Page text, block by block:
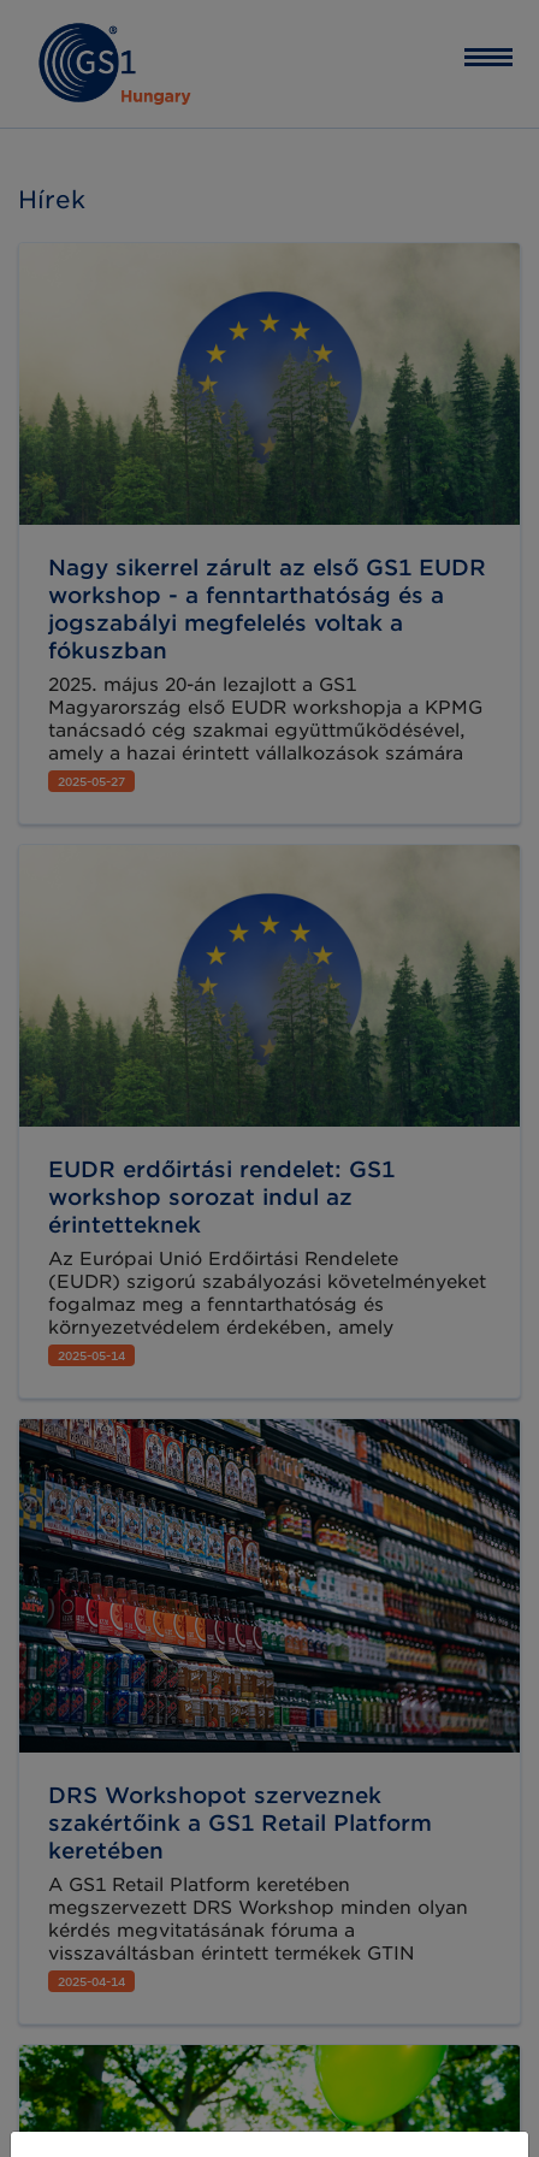
Hírek
Nagy sikerrel zárult az első GS1 EUDR
workshop - a fenntarthatóság és a
jogszabályi megfelelés voltak a
fókuszban
2025. május 20-án lezajlott a GS1
Magyarország első EUDR workshopja a KPMG
tanácsadó cég szakmai együttműködésével,
amely a hazai érintett vállalkozások számára
nyújtott gyakorlati iránymutatást az Európai
Unió Erdőirtási Rendelete (EUDR) kapcsán. A
szakértők, jogászok és iparági szereplők
2025 végén hatályba lépő szigorú
2025-05-27
EUDR erdőirtási rendelet: GS1
workshop sorozat indul az
érintetteknek
Az Európai Unió Erdőirtási Rendelete
(EUDR) szigorú szabályozási követelményeket
fogalmaz meg a fenntarthatóság és
környezetvédelem érdekében, amely
világszerte számos vállalkozást érint. A GS1
szervezet célul tűzte ki a vállalkozások
mivel a GS1 szabványok biztosítják azokat
eszközöket, amelyekre az érintetteknek
szükségük van az EUDR szerinti új
követelmények hatékony kezelésére.
2025-05-14
DRS Workshopot szerveznek
szakértőink a GS1 Retail Platform
keretében
A GS1 Retail Platform keretében
megszervezett DRS Workshop minden olyan
kérdés megvitatásának fóruma a
visszaváltásban érintett termékek GTIN
számával, vonalkódos jelölésével,
feltenni és szeretnéd megismerni, hogy a
többieknek milyen megoldásai vannak az
adott témában. Már lehet regisztrálni!
2025-04-14